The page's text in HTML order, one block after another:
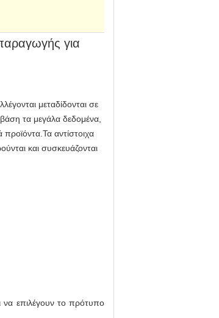
για
μεταδίδονται σε
τα μεγάλα δεδομένα,
προϊόντα.Τα αντίστοιχα
και συσκευάζονται
να επιλέγουν το πρότυπο